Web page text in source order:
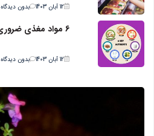
12 آبان 1403 بدون دیدگاه
6 مواد مغذی ضروری برای بدن چیست؟
12 آبان 1403 بدون دیدگاه